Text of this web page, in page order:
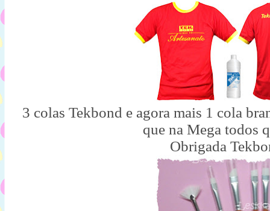
3 colas Tekbond e agora mais 1 cola
que na Mega todos
Obrigada